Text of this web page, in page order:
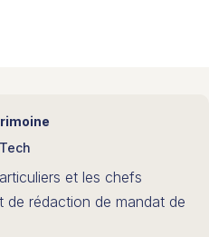
et les chefs
de rédaction de mandat de